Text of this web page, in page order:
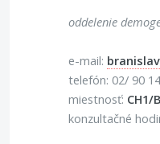
oddelenie
e-mail:
telefón: 02/ 90
miestnosť: CH1/
konzultačné